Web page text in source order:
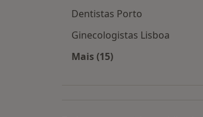
Dentistas Porto
Ginecologistas Lisboa
Mais (15)